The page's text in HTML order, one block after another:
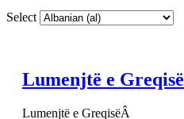
Select
Lumenjtë e Greqisë
Lumenjtë e GreqisëÂ